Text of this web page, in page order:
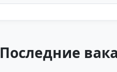
Последние